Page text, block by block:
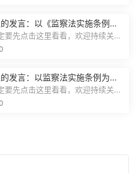
发言：以《监察法实施条例》
工作高质量发展
要先点击这里看看，欢迎持续关
天推送预览结束，本文...
发言：以监察法实施条例为纲
质量发展
要先点击这里看看，欢迎持续关
天推送预览结束，本文...